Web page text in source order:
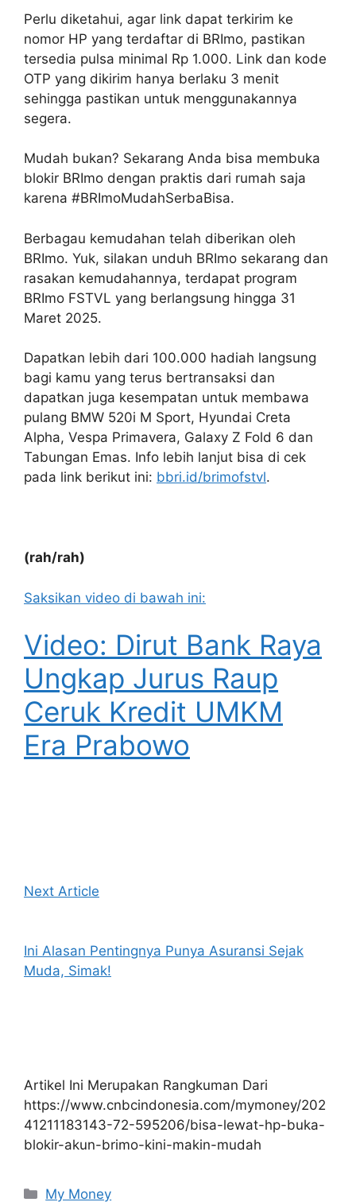
Perlu diketahui, agar link dapat terkirim ke
nomor HP yang terdaftar di BRImo, pastikan
tersedia pulsa minimal Rp 1.000. Link dan kode
OTP yang dikirim hanya berlaku 3 menit
sehingga pastikan untuk menggunakannya
segera.
Mudah bukan? Sekarang Anda bisa membuka
blokir BRImo dengan praktis dari rumah saja
karena #BRImoMudahSerbaBisa.
Berbagau kemudahan telah diberikan oleh
BRImo. Yuk, silakan unduh BRImo sekarang dan
rasakan kemudahannya, terdapat program
BRImo FSTVL yang berlangsung hingga 31
Maret 2025.
Dapatkan lebih dari 100.000 hadiah langsung
bagi kamu yang terus bertransaksi dan
dapatkan juga kesempatan untuk membawa
pulang BMW 520i M Sport, Hyundai Creta
Alpha, Vespa Primavera, Galaxy Z Fold 6 dan
Tabungan Emas. Info lebih lanjut bisa di cek
pada link berikut ini: bbri.id/brimofstvl.
(rah/rah)
Saksikan video di bawah ini:
Video: Dirut Bank Raya
Ungkap Jurus Raup
Ceruk Kredit UMKM
Era Prabowo
Next Article
Ini Alasan Pentingnya Punya Asuransi Sejak
Muda, Simak!
Artikel Ini Merupakan Rangkuman Dari
https://www.cnbcindonesia.com/mymoney/202
41211183143-72-595206/bisa-lewat-hp-buka-
blokir-akun-brimo-kini-makin-mudah
Kategori
My Money